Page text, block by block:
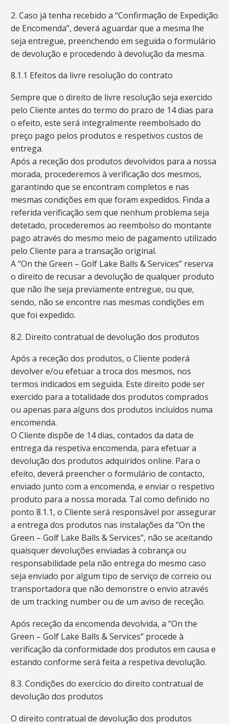
2. Caso já tenha recebido a “Confirmação de Expedição
de Encomenda”, deverá aguardar que a mesma lhe
seja entregue, preenchendo em seguida o formulário
de devolução e procedendo à devolução da mesma.
8.1.1 Efeitos da livre resolução do contrato
Sempre que o direito de livre resolução seja exercido
pelo Cliente antes do termo do prazo de 14 dias para
o efeito, este será integralmente reembolsado do
preço pago pelos produtos e respetivos custos de
entrega.
Após a receção dos produtos devolvidos para a nossa
morada, procederemos à verificação dos mesmos,
garantindo que se encontram completos e nas
mesmas condições em que foram expedidos. Finda a
referida verificação sem que nenhum problema seja
detetado, procederemos ao reembolso do montante
pago através do mesmo meio de pagamento utilizado
pelo Cliente para a transação original.
A “On the Green – Golf Lake Balls & Services” reserva
o direito de recusar a devolução de qualquer produto
que não lhe seja previamente entregue, ou que,
sendo, não se encontre nas mesmas condições em
que foi expedido.
8.2. Direito contratual de devolução dos produtos
Após a receção dos produtos, o Cliente poderá
devolver e/ou efetuar a troca dos mesmos, nos
termos indicados em seguida. Este direito pode ser
exercido para a totalidade dos produtos comprados
ou apenas para alguns dos produtos incluídos numa
encomenda.
O Cliente dispõe de 14 dias, contados da data de
entrega da respetiva encomenda, para efetuar a
devolução dos produtos adquiridos online. Para o
efeito, deverá preencher o formulário de contacto,
enviado junto com a encomenda, e enviar o respetivo
produto para a nossa morada. Tal como definido no
ponto 8.1.1, o Cliente será responsável por assegurar
a entrega dos produtos nas instalações da “On the
Green – Golf Lake Balls & Services”, não se aceitando
quaisquer devoluções enviadas à cobrança ou
responsabilidade pela não entrega do mesmo caso
seja enviado por algum tipo de serviço de correio ou
transportadora que não demonstre o envio através
de um tracking number ou de um aviso de receção.
Após receção da encomenda devolvida, a “On the
Green – Golf Lake Balls & Services” procede à
verificação da conformidade dos produtos em causa e
estando conforme será feita a respetiva devolução.
8.3. Condições do exercício do direito contratual de
devolução dos produtos
O direito contratual de devolução dos produtos